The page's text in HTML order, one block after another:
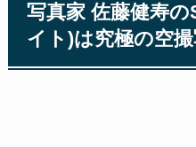
写真家 佐藤健寿
イト)は究極の空